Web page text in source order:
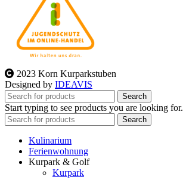
2023 Korn Kurparkstuben
Designed by IDEAVIS
Search
Start typing to see products you are looking for.
Search
Kulinarium
Ferienwohnung
Kurpark & Golf
Kurpark